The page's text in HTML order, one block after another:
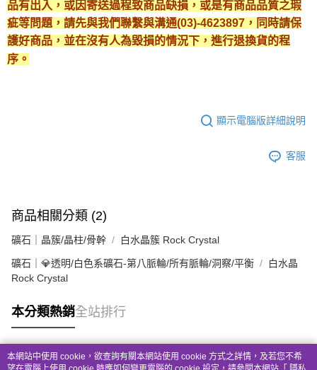
品有出入，或因寄送過程致商品缺損，或是有商品品質之瑕
疵等問題，請先與我們聯繫與溝通(03)-4623897，同時請保
護好商品，並在沒有人為毀損的情況下，進行退換貨的程
序。
顯示電腦版詳細說明
客服
商品相關分類 (2)
礦石｜晶簇/晶柱/骨幹 白水晶簇 Rock Crystal
礦石｜💎透明/白色系礦石-第八脈輪/所有脈輪/洞察/平衡
白水晶
Rock Crystal
本分類熱銷全站排行
熱門標籤
本網站中使用 cookie，欲查詢有關本網站使用 cookie 方式之詳情，及若您不希